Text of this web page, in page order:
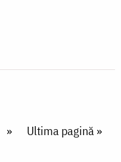
Last page
Ultima pagină »